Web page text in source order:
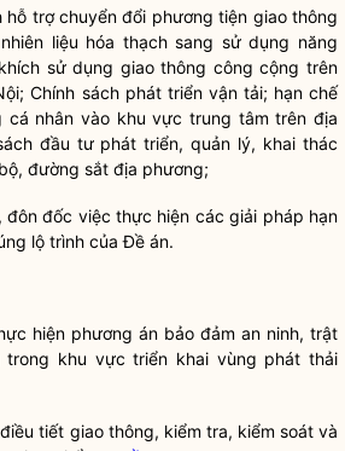
hỗ trợ chuyển đổi phương tiện giao thông
liệu hóa thạch sang sử dụng năng
sử dụng giao thông công cộng trên
Chính sách phát triển vận tải; hạn chế
cá nhân vào khu vực trung tâm trên địa
đầu tư phát triển, quản lý, khai thác
đường sắt địa phương;
đốc việc thực hiện các giải pháp hạn
lộ trình của Đề án.
hiện phương án bảo đảm an ninh, trật
khu vực triển khai vùng phát thải
tiết giao thông, kiểm tra, kiểm soát và